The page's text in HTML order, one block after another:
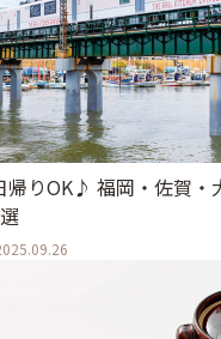
帰りOK♪ 福岡・佐賀・